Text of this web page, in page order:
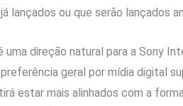
lançados ou que serão lançados
uma direção natural para a Sony
geral por mídia digital
estar mais alinhados com a